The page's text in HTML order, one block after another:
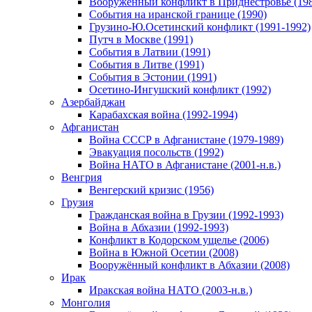
События на иранской границе (1990)
Грузино-Ю.Осетинский конфликт (1991-1992)
Путч в Москве (1991)
События в Латвии (1991)
События в Литве (1991)
События в Эстонии (1991)
Осетино-Ингушский конфликт (1992)
Азербайджан
Карабахская война (1992-1994)
Афганистан
Война СССР в Афганистане (1979-1989)
Эвакуация посольств (1992)
Война НАТО в Афганистане (2001-н.в.)
Венгрия
Венгерский кризис (1956)
Грузия
Гражданская война в Грузии (1992-1993)
Война в Абхазии (1992-1993)
Конфликт в Кодорском ущелье (2006)
Война в Южной Осетии (2008)
Вооружённый конфликт в Абхазии (2008)
Ирак
Иракская война НАТО (2003-н.в.)
Монголия